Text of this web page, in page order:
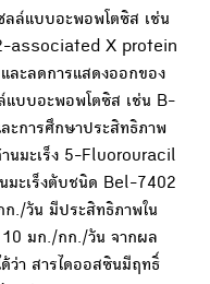
ลล์แบบอะพอพโตซิส เช่น
associated X protein
ะลดการแสดงออกของ
แบบอะพอพโตซิส เช่น B-
การศึกษาประสิทธิภาพ
นมะเร็ง 5-Fluorouracil
มะเร็งตับชนิด Bel-7402
./วัน มีประสิทธิภาพใน
10 มก./กก./วัน จากผล
ว่า สารไดออสซินมีฤทธิ์